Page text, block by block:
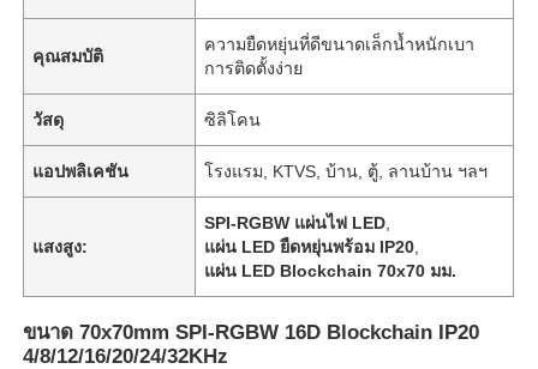
คุณสมบัติ
ความยืดหยุ่นที่ดีขนาดเล็กน้ำหนักเบา
การติดตั้งง่าย
วัสดุ ซิลิโคน
แอปพลิเคชัน โรงแรม, KTVS, บ้าน, ตู้, ลานบ้าน ฯลฯ
แสงสูง:
SPI-RGBW แผ่นไฟ LED
แผ่น LED ยืดหยุ่นพร้อม IP20
แผ่น LED Blockchain 70x70 มม.
ขนาด 70x70mm SPI-RGBW 16D Blockchain IP20
4/8/12/16/20/24/32KHz